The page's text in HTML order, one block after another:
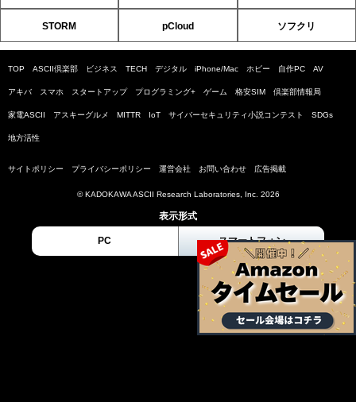
STORM pCloud ソフクリ
TOP ASCII倶楽部 ビジネス TECH デジタル iPhone/Mac ホビー 自作PC AV
アキバ スマホ スタートアップ プログラミング+ ゲーム 格安SIM 倶楽部情報局
家電ASCII アスキーグルメ MITTR IoT サイバーセキュリティ小説コンテスト SDGs
地方活性
サイトポリシー プライバシーポリシー 運営会社 お問い合わせ 広告掲載
© KADOKAWA ASCII Research Laboratories, Inc. 2026
表示形式
PC スマートフォン